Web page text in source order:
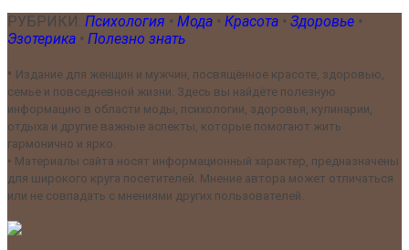
РУБРИКИ: Психология • Мода • Красота • Здоровье •
Эзотерика • Полезно знать
• Издание для женщин и мужчин, посвящённое красоте, здоровью,
семье и повседневной жизни. Здесь вы найдёте полезную
информацию в области моды, психологии, здоровья, кулинарии,
отдыха и другие важные аспекты, которые помогают жить
гармонично и ярко.
• Материалы сайта носят информационный характер, предназначены
для широкого круга посетителей. Мнение автора может отличаться
или не совпадать с мнениями других пользователей.